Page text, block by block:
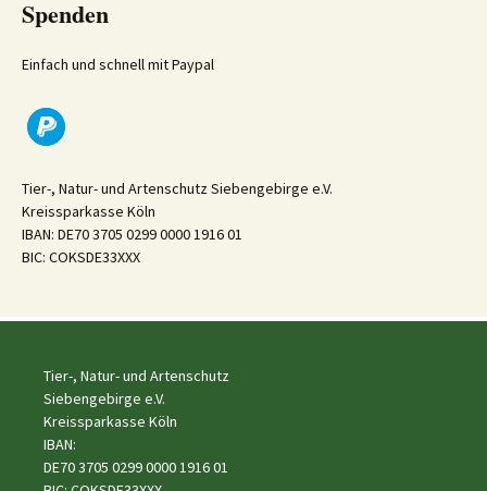
Spenden
Einfach und schnell mit Paypal
Tier-, Natur- und Artenschutz Siebengebirge e.V.
Kreissparkasse Köln
IBAN: DE70 3705 0299 0000 1916 01
BIC: COKSDE33XXX
Tier-, Natur- und Artenschutz
Siebengebirge e.V.
Kreissparkasse Köln
IBAN:
DE70 3705 0299 0000 1916 01